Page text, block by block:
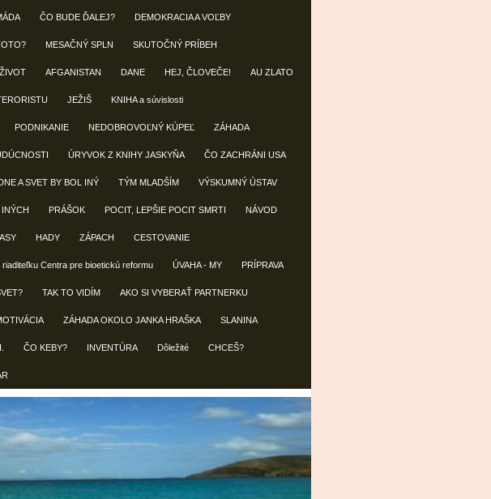
ČO BUDE ĎALEJ? DEMOKRACIA A VOĽBY
MESAČNÝ SPLN SKUTOČNÝ PRÍBEH
ŽIVOT AFGANISTAN DANE HEJ, ČLOVEČE! AU ZLATO
JEŽIŠ KNIHA a súvislosti
PODNIKANIE NEDOBROVOĽNÝ KÚPEĽ ZÁHADA
ÚRYVOK Z KNIHY JASKYŇA ČO ZACHRÁNI USA
A SVET BY BOL INÝ TÝM MLADŠÍM VÝSKUMNÝ ÚSTAV
PRÁŠOK POCIT, LEPŠIE POCIT SMRTI NÁVOD
HADY ZÁPACH CESTOVANIE
Centra pre bioetickú reformu ÚVAHA - MY PRÍPRAVA
TAK TO VIDÍM AKO SI VYBERAŤ PARTNERKU
ZÁHADA OKOLO JANKA HRAŠKA SLANINA
ČO KEBY? INVENTÚRA Dôležité CHCEŠ?